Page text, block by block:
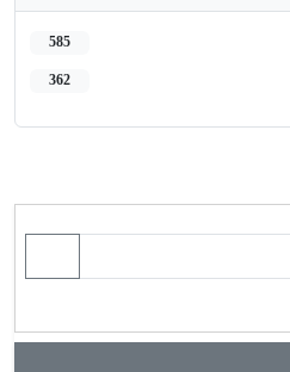
585
362